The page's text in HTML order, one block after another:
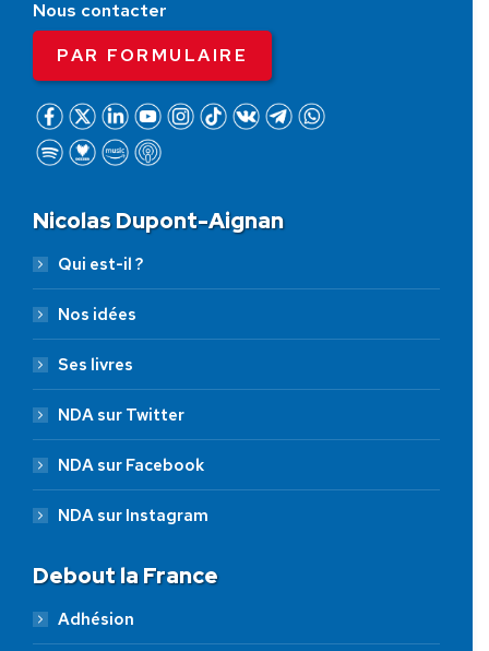
Nous contacter
PAR FORMULAIRE
Nicolas Dupont-Aignan
Qui est-il ?
Nos idées
Ses livres
NDA sur Twitter
NDA sur Facebook
NDA sur Instagram
Debout la France
Adhésion